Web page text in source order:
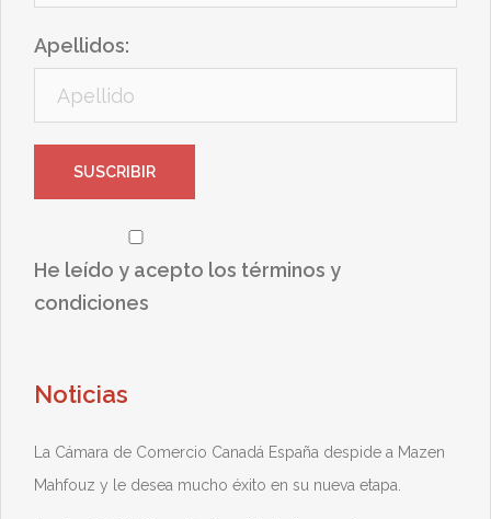
Apellidos:
He leído y acepto los términos y
condiciones
Noticias
La Cámara de Comercio Canadá España despide a Mazen
Mahfouz y le desea mucho éxito en su nueva etapa.